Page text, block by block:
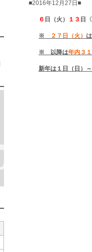
■2016年12月27日■
６ 日（火） １３ 日
※ ２７日（火）
※ 以降は年内３
新年は１日（日）